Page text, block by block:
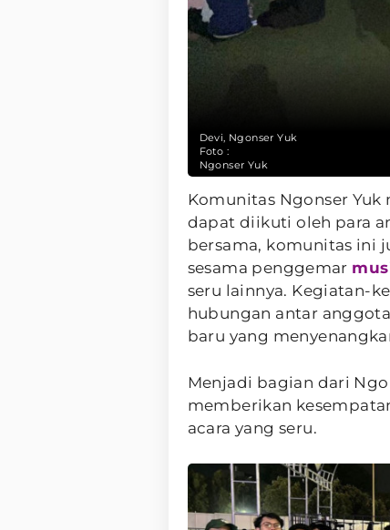
Devi, Ngonser Yuk
Foto :
Ngonser Yuk
Komunitas Ngonser
dapat diikuti oleh para
bersama, komunitas ini
sesama penggemar
seru lainnya. Kegiatan-
hubungan antar
baru yang
Menjadi bagian dari
memberikan
acara yang seru.